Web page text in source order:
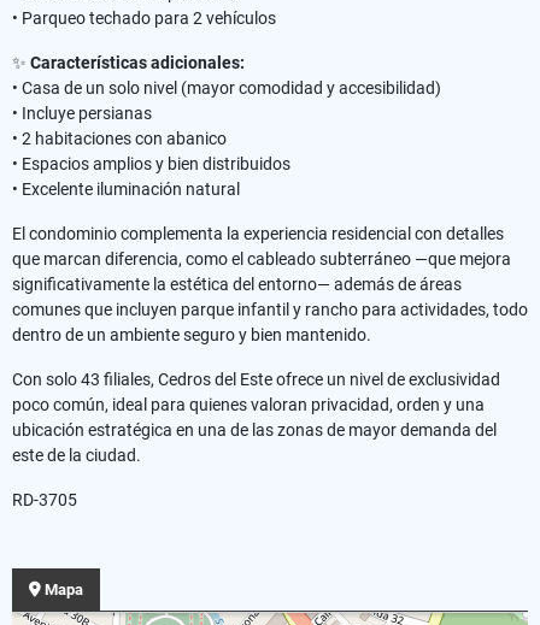
• Parqueo techado para 2 vehículos
✨ Características adicionales:
• Casa de un solo nivel (mayor comodidad y accesibilidad)
• Incluye persianas
• 2 habitaciones con abanico
• Espacios amplios y bien distribuidos
• Excelente iluminación natural
El condominio complementa la experiencia residencial con detalles
que marcan diferencia, como el cableado subterráneo —que mejora
significativamente la estética del entorno— además de áreas
comunes que incluyen parque infantil y rancho para actividades, todo
dentro de un ambiente seguro y bien mantenido.
Con solo 43 filiales, Cedros del Este ofrece un nivel de exclusividad
poco común, ideal para quienes valoran privacidad, orden y una
ubicación estratégica en una de las zonas de mayor demanda del
este de la ciudad.
RD-3705
Mapa